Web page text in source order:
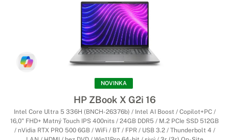
NOVINKA
HP ZBook X G2i 16
Intel Core Ultra 5 336H (BNCH-26376b) / Intel AI Boost / Copilot+PC /
16,0" FHD+ Matný Touch IPS 400nits / 24GB DDR5 / M.2 PCIe SSD 512GB
/ nVidia RTX PRO 500 6GB / WiFi / BT / FPR / USB 3.2 / Thunderbolt 4 /